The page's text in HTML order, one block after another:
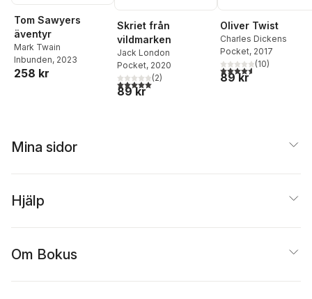
Tom Sawyers
äventyr
Mark Twain
Inbunden, 2023
258 kr
Skriet från
vildmarken
Jack London
Pocket, 2020
5,0utav 5 stjärnor. Totalt antal röster:
(2)
89 kr
Oliver Twist
Charles Dickens
Pocket, 2017
4,6utav 5 stjärnor.
(10)
89 kr
Mina sidor
Hjälp
Om Bokus